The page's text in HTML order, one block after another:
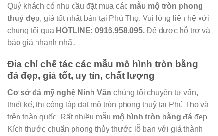
Quý khách có nhu cầu đặt mua các mẫu mộ tròn phong
thuỷ đẹp, giá tốt nhất bán tại Phú Thọ. Vui lòng liên hệ với
chúng tôi qua HOTLINE: 0916.958.095. Để được hỗ trợ và
báo giá nhanh nhất.
Địa chỉ chế tác các mẫu mộ hình tròn bằng
đá đẹp, giá tốt, uy tín, chất lượng
Cơ sở đá mỹ nghệ Ninh Vân chúng tôi chuyên tư vấn,
thiết kế, thi công lắp đặt mộ tròn phong thuỷ tại Phú Thọ và
trên toàn quốc. Rất nhiều mẫu mộ hình tròn bằng đá đẹp.
Kích thước chuẩn phong thủy thước lỗ ban với giá thành